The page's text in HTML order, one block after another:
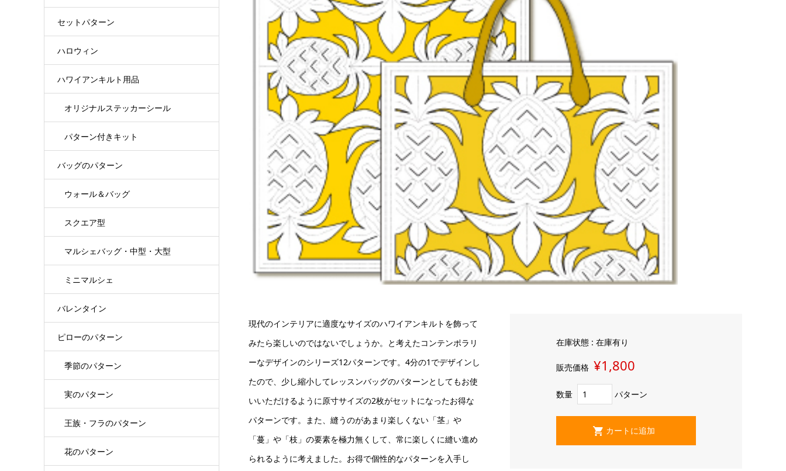
現代のインテリアに適度なサイズのハワイアンキルトを飾って
みたら楽しいのではないでしょうか。と考えたコンテンポラリ
ーなデザインのシリーズ12パターンです。4分の1でデザインし
たので、少し縮小してレッスンバッグのパターンとしてもお使
いいただけるように原寸サイズの2枚がセットになったお得な
パターンです。また、縫うのがあまり楽しくない「茎」や
「蔓」や「枝」の要素を極力無くして、常に楽しくに縫い進め
られるように考えました。お得で個性的なパターンを入手し
在庫状態 : 在庫有り
販売価格 ¥1,800
数量 パターン
セットパターン
ハロウィン
ハワイアンキルト用品
オリジナルステッカーシール
パターン付きキット
バッグのパターン
ウォール＆バッグ
スクエア型
マルシェバッグ・中型・大型
ミニマルシェ
バレンタイン
ピローのパターン
季節のパターン
実のパターン
王族・フラのパターン
花のパターン